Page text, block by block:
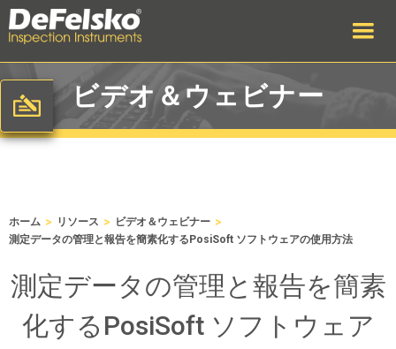
ビデオ＆ウェビナー
ホーム > リソース > ビデオ＆ウェビナー >
測定データの管理と報告を簡素化するPosiSoft ソフトウェアの使用方法
測定データの管理と報告を簡素
化するPosiSoft ソフトウェア